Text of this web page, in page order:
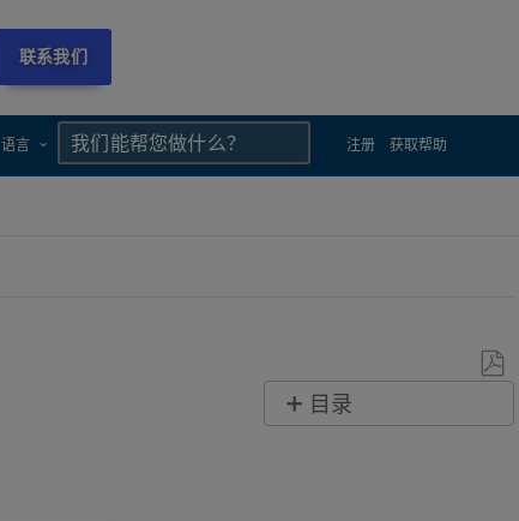
联系我们
语言 注册 获取帮助
存
目录